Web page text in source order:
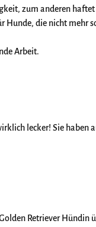
zum anderen haftet
Hunde, die nicht mehr
Arbeit.
lecker! Sie haben
Retriever Hündin